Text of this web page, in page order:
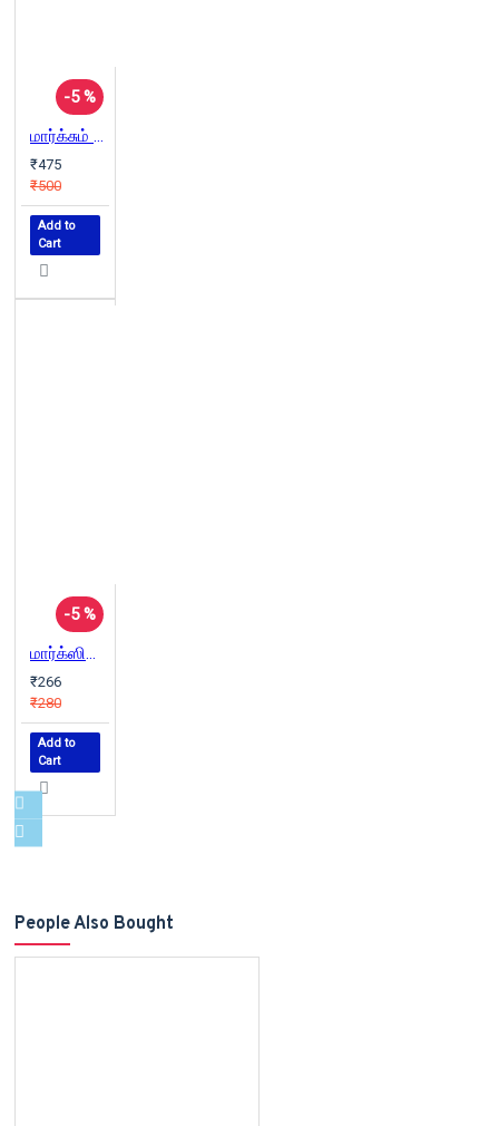
-5 %
மார்க்சும் சூழலியலும்
₹475
₹500
Add to
Cart
-5 %
மார்க்ஸின் ஆவி
₹266
₹280
Add to
Cart
People Also Bought